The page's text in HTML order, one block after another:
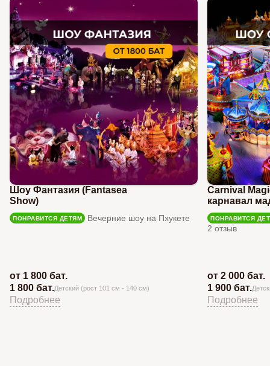
Шоу Фантазия (Fantasea
Show)
ПОНРАВИТСЯ ДЕТЯМ Вечерние шоу на Пхукете
от 1 800 бат.
1 800 бат.Детский (рост 101 см - 140 см)
Подробнее
Carnival
карнавал
ПОНРАВИТСЯ
2 отзыв
от 2 000 бат.
1 900 бат.
Подробнее